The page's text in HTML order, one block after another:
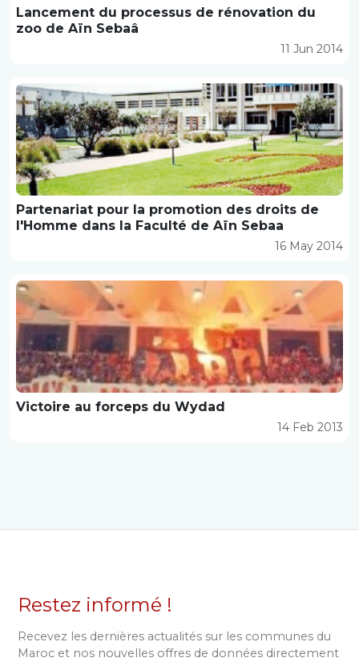
Lancement du processus de rénovation du
zoo de Aïn Sebaâ
11 Jun 2014
Partenariat pour la promotion des droits de
l'Homme dans la Faculté de Aïn Sebaa
16 May 2014
Victoire au forceps du Wydad
14 Feb 2013
Restez informé !
Recevez les dernières actualités sur les communes du
Maroc et nos nouvelles offres de données directement